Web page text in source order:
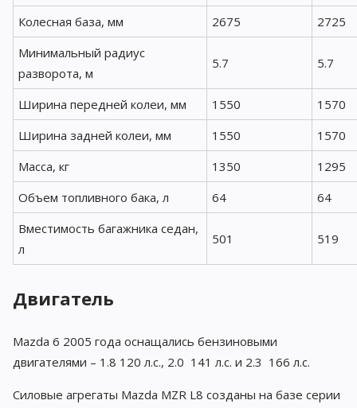
Колесная база, мм
2675
2725
Минимальный радиус
разворота, м
5.7 5.7
Ширина передней колеи, мм 1550
1570
Ширина задней колеи, мм
1550
1570
Масса, кг
1350
1295
Объем топливного бака, л
64
64
Вместимость багажника седан,
л
501 519
Двигатель
Mazda 6 2005 года оснащались бензиновыми
двигателями – 1.8 120 л.с., 2.0 141 л.с. и 2.3 166 л.с.
Силовые агрегаты Mazda MZR L8 созданы на базе серии